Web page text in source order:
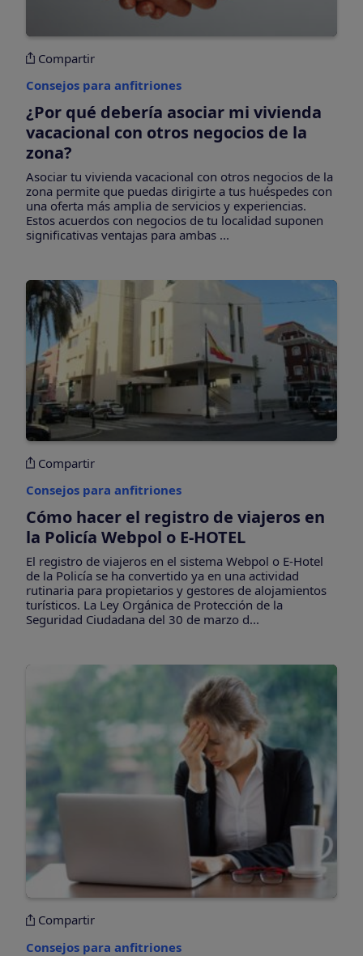
Compartir
Consejos para anfitriones
¿Por qué debería asociar mi vivienda
vacacional con otros negocios de la
zona?
Asociar tu vivienda vacacional con otros negocios de la
zona permite que puedas dirigirte a tus huéspedes con
una oferta más amplia de servicios y experiencias.
Estos acuerdos con negocios de tu localidad suponen
significativas ventajas para ambas ...
Compartir
Consejos para anfitriones
Cómo hacer el registro de viajeros en
la Policía Webpol o E-HOTEL
El registro de viajeros en el sistema Webpol o E-Hotel
de la Policía se ha convertido ya en una actividad
rutinaria para propietarios y gestores de alojamientos
turísticos. La Ley Orgánica de Protección de la
Seguridad Ciudadana del 30 de marzo d...
Compartir
Consejos para anfitriones